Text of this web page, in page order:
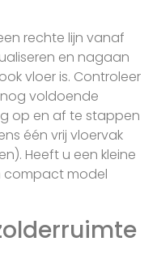
rechte lijn vanaf
en nagaan
vloer is. Controleer
voldoende
op en af te stappen
één vrij vloervak
Heeft u een kleine
compact model